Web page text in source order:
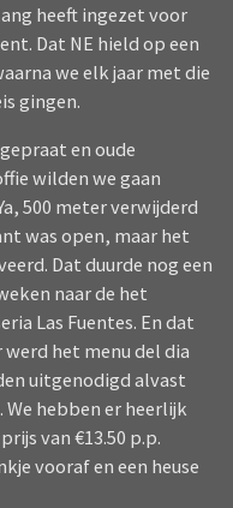
heeft ingezet voor
Dat NE hield op een
we elk jaar met die
gingen.
en oude
wilden we gaan
500 meter verwijderd
was open, maar het
Dat duurde nog een
naar de het
Las Fuentes. En dat
werd het menu del dia
uitgenodigd alvast
hebben er heerlijk
van €13.50 p.p.
vooraf en een heuse